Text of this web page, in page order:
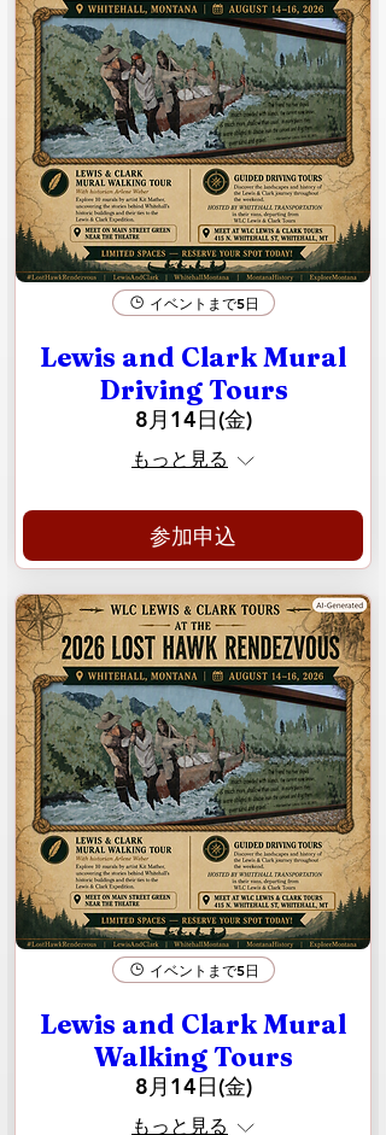
イベントまで5日
Lewis and Clark Mural
Driving Tours
8月14日(金)
もっと見る
参加申込
イベントまで5日
Lewis and Clark Mural
Walking Tours
8月14日(金)
もっと見る